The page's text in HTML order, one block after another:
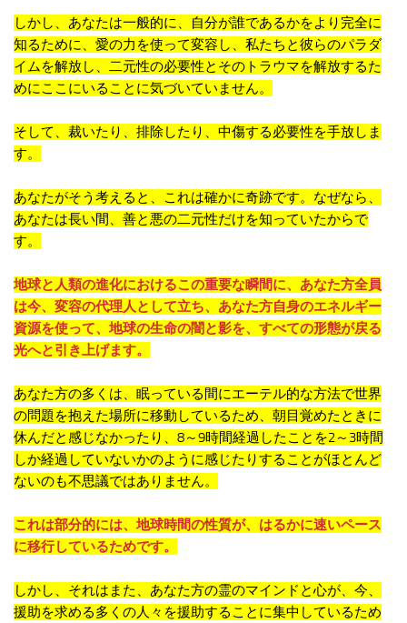
しかし、あなたは一般的に、自分が誰であるかをより完全に
知るために、愛の力を使って変容し、私たちと彼らのパラダ
イムを解放し、二元性の必要性とそのトラウマを解放するた
めにここにいることに気づいていません。
そして、裁いたり、排除したり、中傷する必要性を手放しま
す。
あなたがそう考えると、これは確かに奇跡です。なぜなら、
あなたは長い間、善と悪の二元性だけを知っていたからで
す。
地球と人類の進化におけるこの重要な瞬間に、あなた方全員
は今、変容の代理人として立ち、あなた方自身のエネルギー
資源を使って、地球の生命の闇と影を、すべての形態が戻る
光へと引き上げます。
あなた方の多くは、眠っている間にエーテル的な方法で世界
の問題を抱えた場所に移動しているため、朝目覚めたときに
休んだと感じなかったり、8～9時間経過したことを2～3時間
しか経過していないかのように感じたりすることがほとんど
ないのも不思議ではありません。
これは部分的には、地球時間の性質が、はるかに速いペース
に移行しているためです。
しかし、それはまた、あなた方の霊のマインドと心が、今、
援助を求める多くの人々を援助することに集中しているため